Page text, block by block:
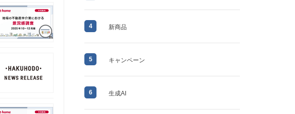
4 新商品
5 キャンペーン
6 生成AI